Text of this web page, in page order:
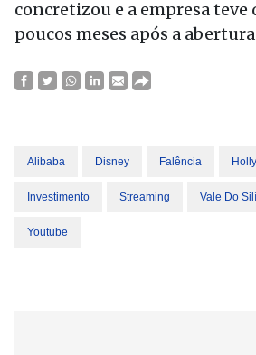
concretizou e a empresa teve
poucos meses após a
Alibaba Disney Falência
Investimento Streaming Vale Do
Youtube